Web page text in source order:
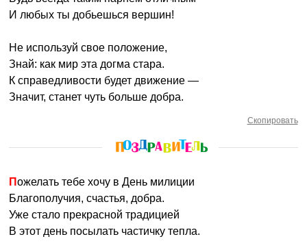
И любых ты добьешься вершин!
Не используй свое положение,
Знай: как мир эта догма стара.
К справедливости будет движение —
Значит, станет чуть больше добра.
Скопировать
Пожелать тебе хочу в День милиции
Благополучия, счастья, добра.
Уже стало прекрасной традицией
В этот день посылать частичку тепла.